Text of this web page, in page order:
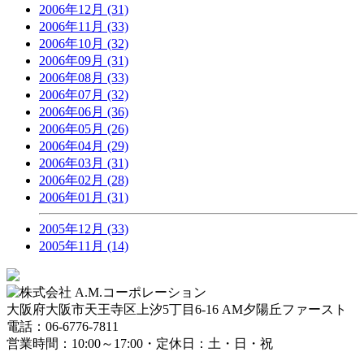
2006年12月 (31)
2006年11月 (33)
2006年10月 (32)
2006年09月 (31)
2006年08月 (33)
2006年07月 (32)
2006年06月 (36)
2006年05月 (26)
2006年04月 (29)
2006年03月 (31)
2006年02月 (28)
2006年01月 (31)
2005年12月 (33)
2005年11月 (14)
大阪府大阪市天王寺区上汐5丁目6-16 AM夕陽丘ファースト
電話：06-6776-7811
営業時間：10:00～17:00・定休日：土・日・祝